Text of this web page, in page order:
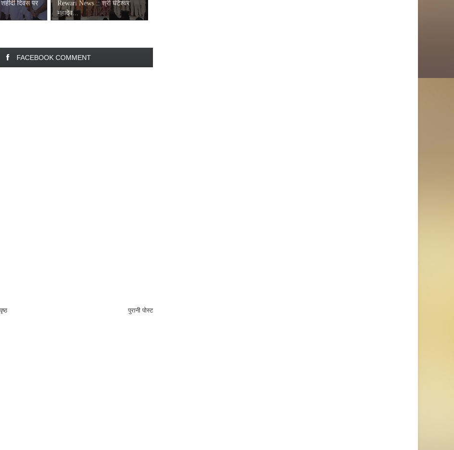
दिवस पर
Rewari News :: श्री घंटेश्वर
महादेव...
FACEBOOK COMMENT
पुरानी पोस्ट